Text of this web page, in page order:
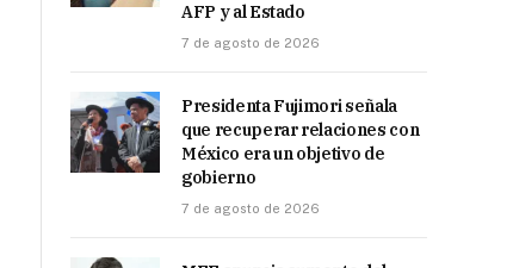
AFP y al Estado
7 de agosto de 2026
Presidenta Fujimori señala
que recuperar relaciones con
México era un objetivo de
gobierno
7 de agosto de 2026